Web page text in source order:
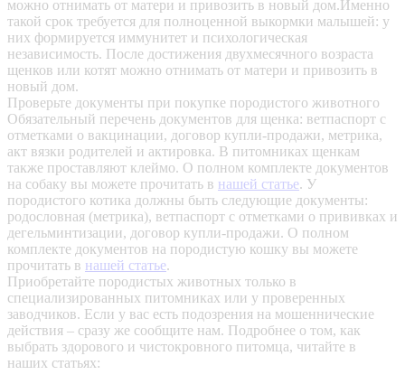
можно отнимать от матери и привозить в новый дом.Именно
такой срок требуется для полноценной выкормки малышей: у
них формируется иммунитет и психологическая
независимость. После достижения двухмесячного возраста
щенков или котят можно отнимать от матери и привозить в
новый дом.
Проверьте документы при покупке породистого животного
Обязательный перечень документов для щенка: ветпаспорт с
отметками о вакцинации, договор купли-продажи, метрика,
акт вязки родителей и актировка. В питомниках щенкам
также проставляют клеймо. О полном комплекте документов
на собаку вы можете прочитать в нашей статье. У
породистого котика должны быть следующие документы:
родословная (метрика), ветпаспорт с отметками о прививках и
дегельминтизации, договор купли-продажи. О полном
комплекте документов на породистую кошку вы можете
прочитать в нашей статье.
Приобретайте породистых животных только в
специализированных питомниках или у проверенных
заводчиков. Если у вас есть подозрения на мошеннические
действия – сразу же сообщите нам. Подробнее о том, как
выбрать здорового и чистокровного питомца, читайте в
наших статьях: